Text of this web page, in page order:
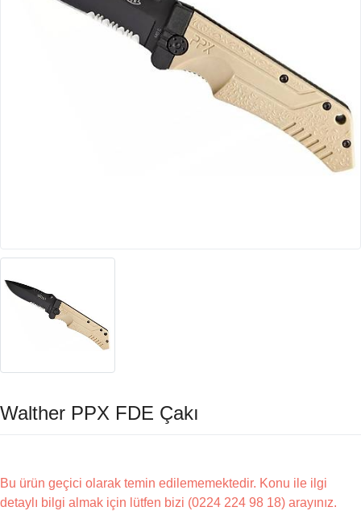
Walther PPX FDE Çakı
Bu ürün geçici olarak temin edilememektedir. Konu ile ilgi
detaylı bilgi almak için lütfen bizi (0224 224 98 18) arayınız.